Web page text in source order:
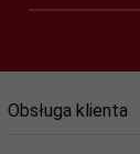
Obsługa klienta